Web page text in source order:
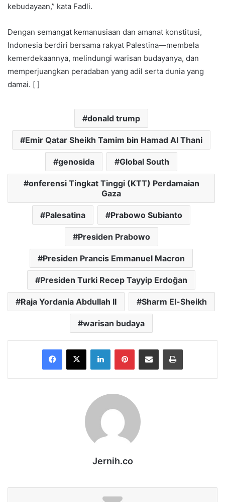
kebudayaan,” kata Fadli.
Dengan semangat kemanusiaan dan amanat konstitusi,
Indonesia berdiri bersama rakyat Palestina—membela
kemerdekaannya, melindungi warisan budayanya, dan
memperjuangkan peradaban yang adil serta dunia yang
damai. [ ]
donald trump
Emir Qatar Sheikh Tamim bin Hamad Al Thani
genosida Global South
onferensi Tingkat Tinggi (KTT) Perdamaian
Gaza
Palesatina Prabowo Subianto
Presiden Prabowo
Presiden Prancis Emmanuel Macron
Presiden Turki Recep Tayyip Erdoğan
Raja Yordania Abdullah II Sharm El-Sheikh
warisan budaya
Facebook
X LinkedInPinterestShare via Email Print
Jernih.co